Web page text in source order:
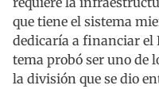
que tiene el sistema
dedicaría a financiar el
tema probó ser uno de
la división que se dio